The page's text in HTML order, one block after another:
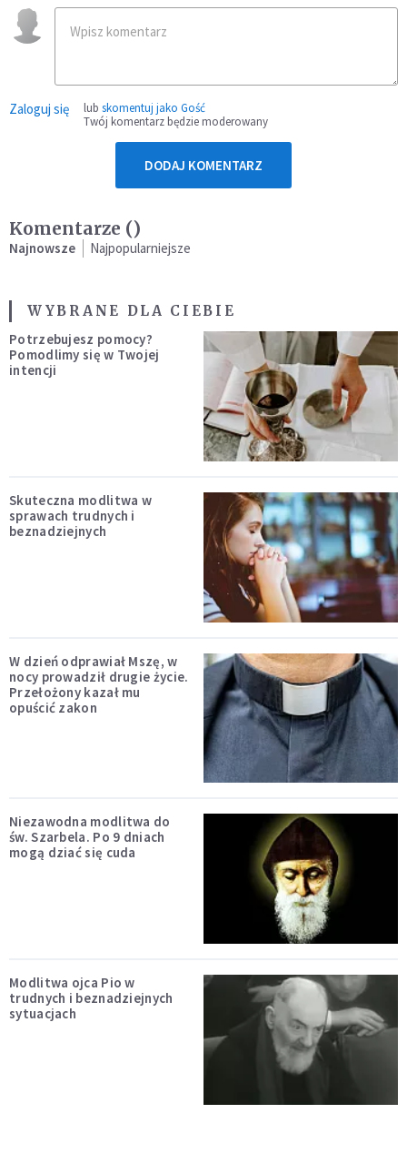
Zaloguj się lub skomentuj jako Gość
Twój komentarz będzie moderowany
DODAJ KOMENTARZ
Komentarze ()
Najnowsze Najpopularniejsze
WYBRANE DLA CIEBIE
Potrzebujesz pomocy?
Pomodlimy się w Twojej
intencji
Skuteczna modlitwa w
sprawach trudnych i
beznadziejnych
W dzień odprawiał Mszę, w
nocy prowadził drugie życie.
Przełożony kazał mu
opuścić zakon
Niezawodna modlitwa do
św. Szarbela. Po 9 dniach
mogą dziać się cuda
Modlitwa ojca Pio w
trudnych i beznadziejnych
sytuacjach